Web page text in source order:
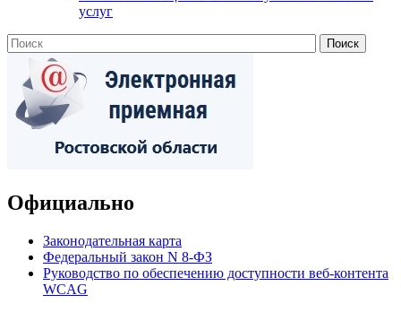
услуг
Официально
Законодательная карта
Федеральный закон N 8-ФЗ
Руководство по обеспечению доступности веб-контента
WCAG